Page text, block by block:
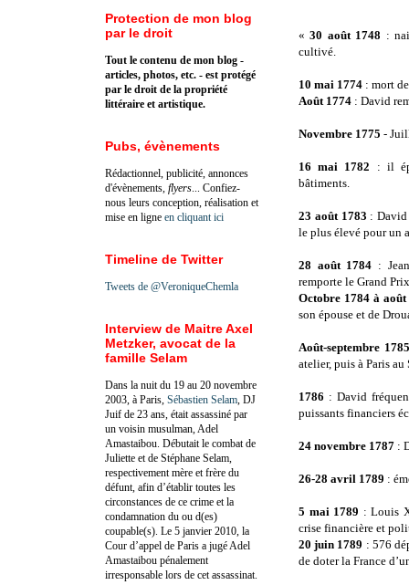
«30 août 1748 :
cultivé.
10 mai 1774 : mort
Août 1774 : David
Novembre 1775 -
16 mai 1782 : il
bâtiments.
23 août 1783 : David
le plus élevé pour un
28 août 1784 :
remporte le Grand
Octobre 1784 à
son épouse et de
Août-septembre 1785
atelier, puis à Paris au
1786 : David
puissants financiers
24 novembre 1787 :
26-28 avril 1789 :
5 mai 1789 : Louis
crise financière et
20 juin 1789 : 576
de doter la France
Protection de mon blog
par le droit
Tout le contenu de mon blog -
articles, photos, etc. - est protégé
par le droit de la propriété
littéraire et artistique.
Pubs, évènements
Rédactionnel, publicité, annonces
d'évènements, flyers ... Confiez-
nous leurs conception, réalisation et
mise en ligne en cliquant ici
Timeline de Twitter
Tweets de @VeroniqueChemla
Interview de Maitre Axel
Metzker, avocat de la
famille Selam
Dans la nuit du 19 au 20 novembre
2003, à Paris, Sébastien Selam , DJ
Juif de 23 ans, était assassiné par
un voisin musulman, Adel
Amastaibou. Débutait le combat de
Juliette et de Stéphane Selam,
respectivement mère et frère du
défunt, afin d’établir toutes les
circonstances de ce crime et la
condamnation du ou d(es)
coupable(s). Le 5 janvier 2010, la
Cour d’appel de Paris a jugé Adel
Amastaibou pénalement
irresponsable lors de cet assassinat.